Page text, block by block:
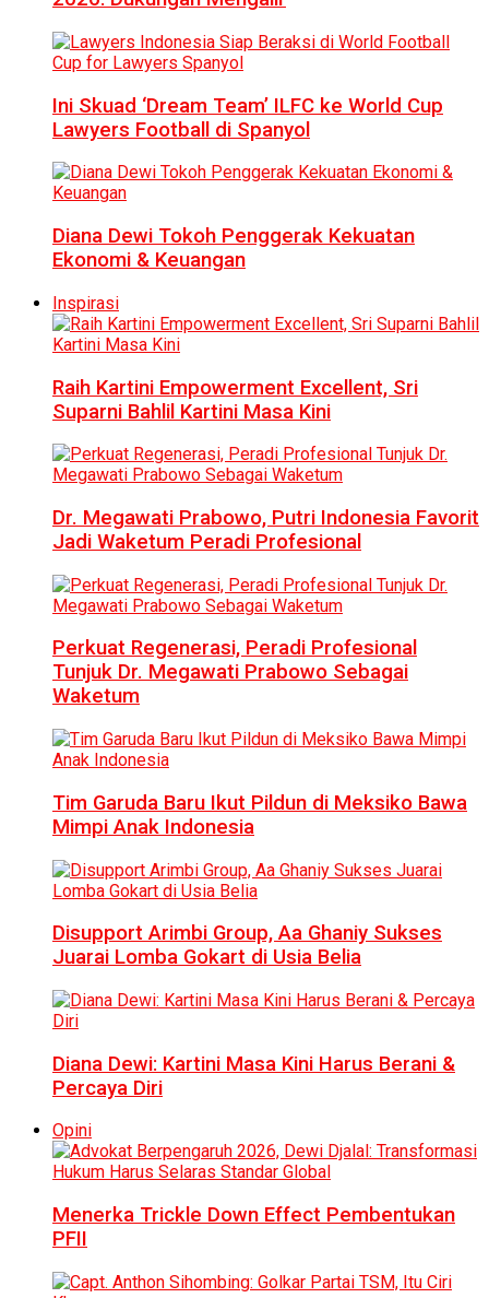
Ini Skuad ‘Dream Team’ ILFC ke World Cup
Lawyers Football di Spanyol
Diana Dewi Tokoh Penggerak Kekuatan
Ekonomi & Keuangan
Inspirasi
Raih Kartini Empowerment Excellent, Sri
Suparni Bahlil Kartini Masa Kini
Dr. Megawati Prabowo, Putri Indonesia Favorit
Jadi Waketum Peradi Profesional
Perkuat Regenerasi, Peradi Profesional
Tunjuk Dr. Megawati Prabowo Sebagai
Waketum
Tim Garuda Baru Ikut Pildun di Meksiko Bawa
Mimpi Anak Indonesia
Disupport Arimbi Group, Aa Ghaniy Sukses
Juarai Lomba Gokart di Usia Belia
Diana Dewi: Kartini Masa Kini Harus Berani &
Percaya Diri
Opini
Menerka Trickle Down Effect Pembentukan
PFII